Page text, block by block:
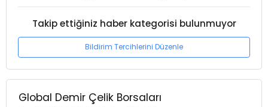
Takip ettiğiniz haber kategorisi bulunmuyor
Bildirim Tercihlerini Düzenle
Global Demir Çelik Borsaları